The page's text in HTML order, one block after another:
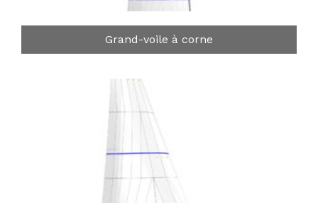
Grand-voile à corne